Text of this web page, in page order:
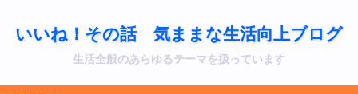
いいね！その話 気ままな生活向上ブログ
生活全般のあらゆるテーマを扱っています